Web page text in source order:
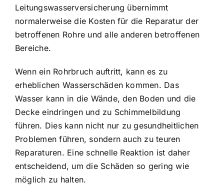
Leitungswasserversicherung übernimmt
normalerweise die Kosten für die Reparatur der
betroffenen Rohre und alle anderen betroffenen
Bereiche.
Wenn ein Rohrbruch auftritt, kann es zu
erheblichen Wasserschäden kommen. Das
Wasser kann in die Wände, den Boden und die
Decke eindringen und zu Schimmelbildung
führen. Dies kann nicht nur zu gesundheitlichen
Problemen führen, sondern auch zu teuren
Reparaturen. Eine schnelle Reaktion ist daher
entscheidend, um die Schäden so gering wie
möglich zu halten.